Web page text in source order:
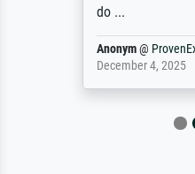
do ...
Anonym@ProvenExpert
December 4, 2025